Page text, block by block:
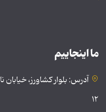
ما اینجاییم
آدرس: بلوار کشاورز،
۱۲